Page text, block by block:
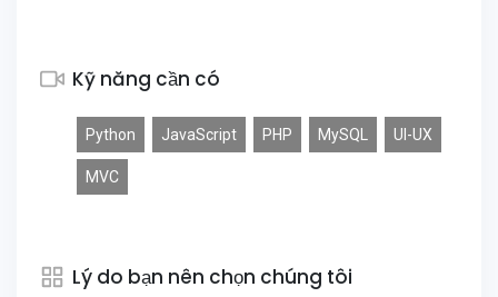
Kỹ năng cần có
Python JavaScript PHP MySQL UI-UX
MVC
Lý do bạn nên chọn chúng tôi